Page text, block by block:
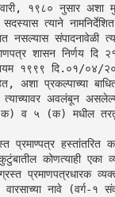
१९८० नुसार अशा
त्याने
संपादनावेळी
शासन निर्णय दि
१९९९ दि.०१/
प्रकल्पाच्या बाधित
त्याच्यावर अवलंबून
मधील तरतुदीमध्ये
प्रमाण्पत्र
कोणत्याही एका
प्रमाणपत्रधारक
वारसाच्या नावे